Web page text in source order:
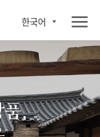
한국어
,